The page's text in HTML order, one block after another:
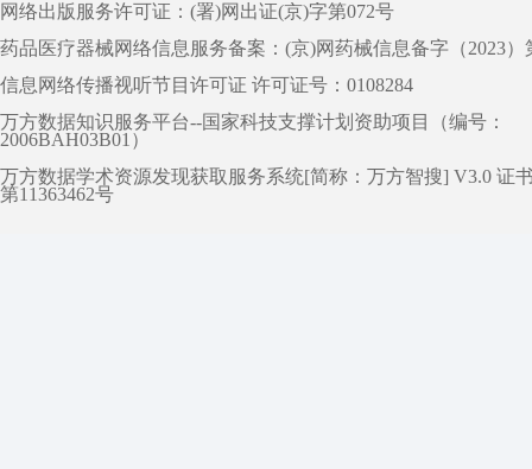
网络出版服务许可证：(署)网出证(京)字第072号
药品医疗器械网络信息服务备案：(京)网药械信息备字（2023）
信息网络传播视听节目许可证 许可证号：0108284
万方数据知识服务平台--国家科技支撑计划资助项目（编号：
2006BAH03B01）
万方数据学术资源发现获取服务系统[简称：万方智搜] V3.0 证
第11363462号